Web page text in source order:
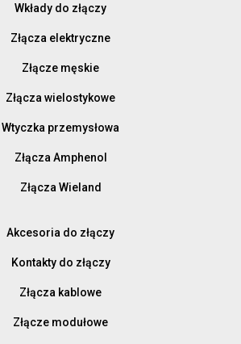
Wkłady do złączy
Złącza elektryczne
Złącze męskie
Złącza wielostykowe
Wtyczka przemysłowa
Złącza Amphenol
Złącza Wieland
Akcesoria do złączy
Kontakty do złączy
Złącza kablowe
Złącze modułowe